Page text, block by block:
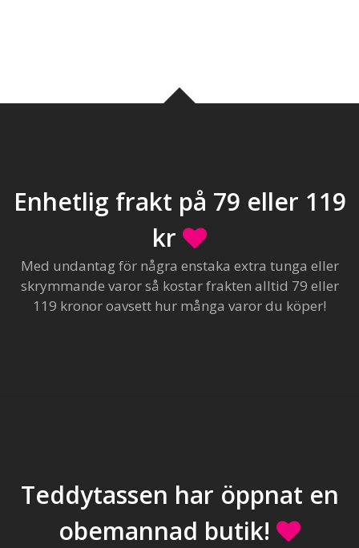
Enhetlig frakt på 79 eller 119
kr
Med undantag för några enstaka extra tunga eller
skrymmande varor så kostar frakten alltid 79 eller
119 kronor oavsett hur många varor du köper!
Teddytassen har öppnat en
obemannad butik!